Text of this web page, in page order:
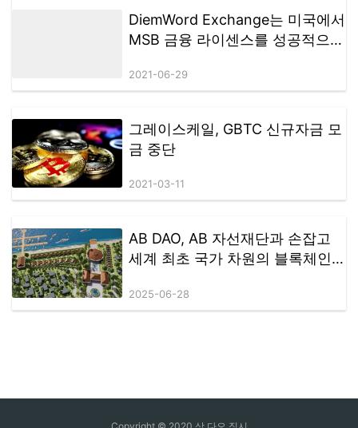
DiemWord Exchange는 미국에서
MSB 금융 라이센스를 성공적으로
벌 배포가 곧 시작됩니다.
2021-06-29
그레이스케일, GBTC 신규자금 모
금 중단
2021-03-11
AB DAO, AB 자선재단과 손잡고
세계 최초 국가 차원의 블록체인
2025-06-28